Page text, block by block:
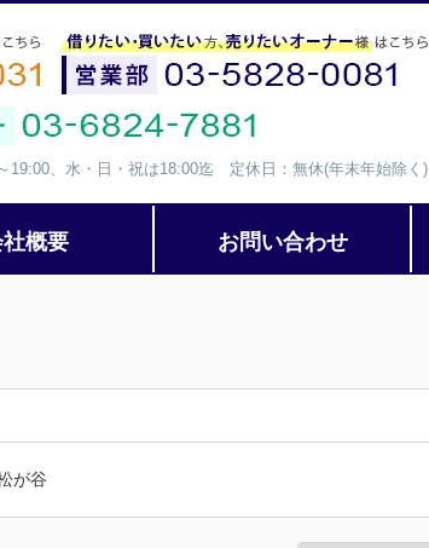
19:00、水・日・祝は18:00迄 定休日：無休(年末年始除く)
概要 お問い合わせ
が谷